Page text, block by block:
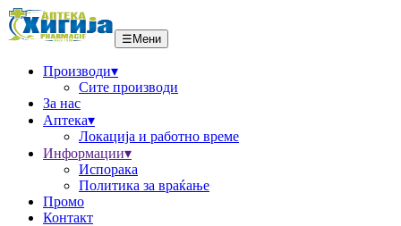
☰ Мени
Производи▾
Сите производи
За нас
Аптека▾
Локациja и работно време
Информации▾
Испорака
Политика за враќање
Промо
Контакт